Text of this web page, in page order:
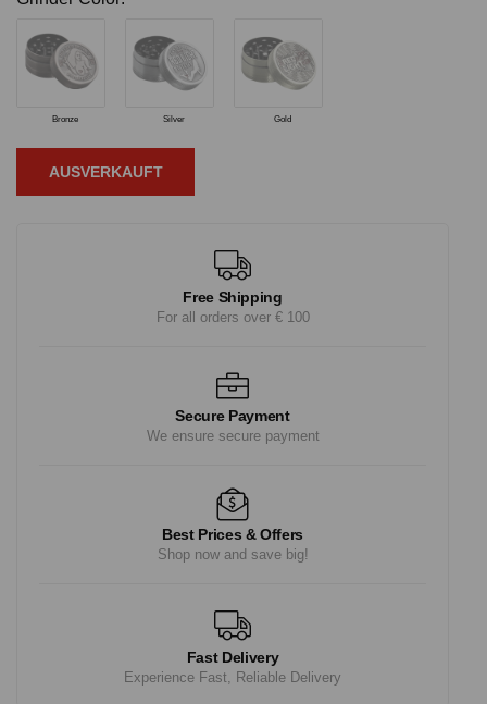
Bronze Silver Gold
AUSVERKAUFT
Free Shipping
For all orders over € 100
Secure Payment
We ensure secure payment
Best Prices & Offers
Shop now and save big!
Fast Delivery
Experience Fast, Reliable Delivery